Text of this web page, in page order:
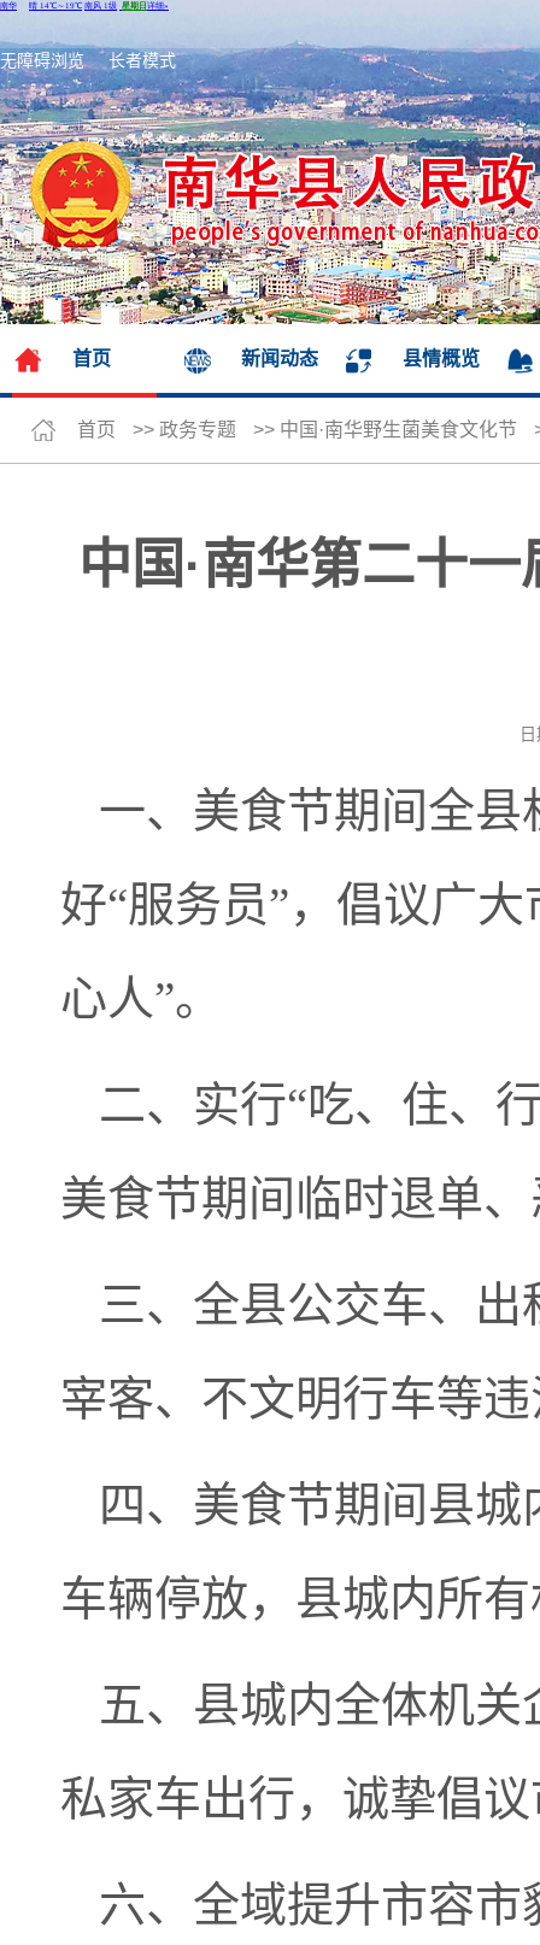
无障碍浏览 长者模式
首页 新闻动态 县情概览
首页 >> 政务专题 >> 中国·南华野生菌美食文化节
中国·南华第二十
一、美食节期间全
好“服务员”，倡议广
心人”。
二、实行“吃、住、
美食节期间临时退单
三、全县公交车、
宰客、不文明行车等
四、美食节期间县
车辆停放，县城内所
五、县城内全体机
私家车出行，诚挚倡
六、全域提升市容